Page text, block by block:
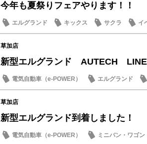
今年も夏祭りフェアやります！！
エルグランド キックス サクラ イ
草加店
新型エルグランド AUTECH LINE
電気自動車（e-POWER） エルグランド
草加店
新型エルグランド到着しました！
電気自動車（e-POWER）
ミニバン・ワゴン